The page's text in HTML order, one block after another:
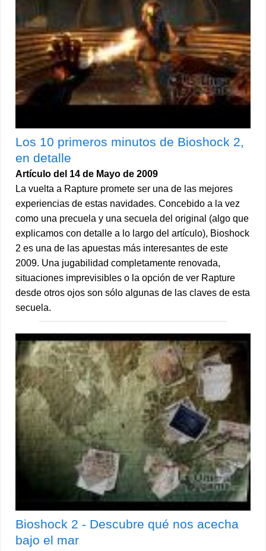
Los 10 primeros minutos de Bioshock 2,
en detalle
Artículo del 14 de Mayo de 2009
La vuelta a Rapture promete ser una de las mejores
experiencias de estas navidades. Concebido a la vez
como una precuela y una secuela del original (algo que
explicamos con detalle a lo largo del artículo), Bioshock
2 es una de las apuestas más interesantes de este
2009. Una jugabilidad completamente renovada,
situaciones imprevisibles o la opción de ver Rapture
desde otros ojos son sólo algunas de las claves de esta
secuela.
Bioshock 2 - Descubre qué nos acecha
bajo el mar